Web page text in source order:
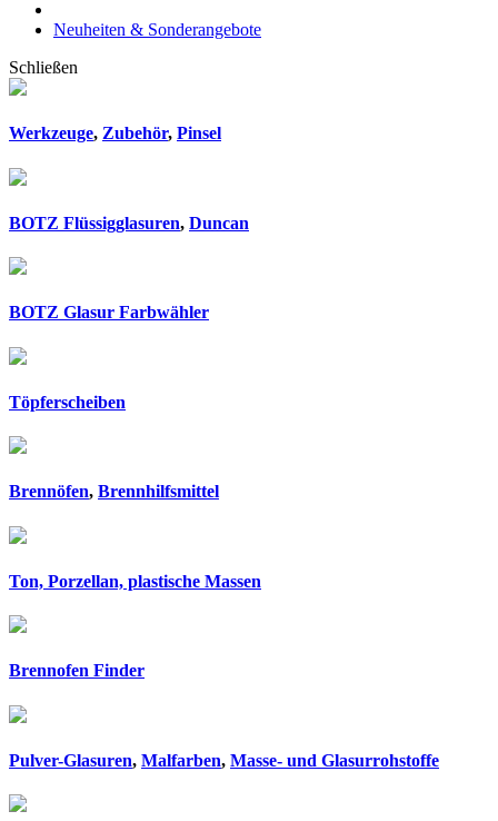
Neuheiten & Sonderangebote
Schließen
Werkzeuge, Zubehör, Pinsel
BOTZ Flüssigglasuren, Duncan
BOTZ Glasur Farbwähler
Töpferscheiben
Brennöfen, Brennhilfsmittel
Ton, Porzellan, plastische Massen
Brennofen Finder
Pulver-Glasuren, Malfarben, Masse- und Glasurrohstoffe